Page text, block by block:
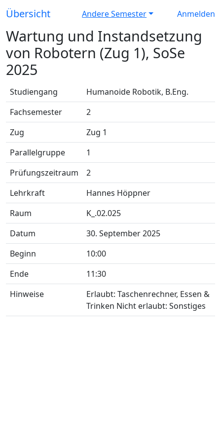
Übersicht Andere Semester Anmelden
Wartung und Instandsetzung
von Robotern (Zug 1), SoSe
2025
Studiengang
Humanoide Robotik, B.Eng.
Fachsemester
2
Zug
Zug 1
Parallelgruppe
1
Prüfungszeitraum
2
Lehrkraft
Hannes Höppner
Raum
K_.02.025
Datum
30. September 2025
Beginn
10:00
Ende
11:30
Hinweise
Erlaubt: Taschenrechner, Essen &
Trinken Nicht erlaubt: Sonstiges